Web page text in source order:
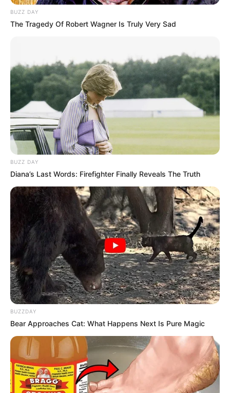
BUZZ DAY
The Tragedy Of Robert Wagner Is Truly Very Sad
BUZZ DAY
Diana’s Last Words: Firefighter Finally Reveals The Truth
BUZZDAY
Bear Approaches Cat: What Happens Next Is Pure Magic